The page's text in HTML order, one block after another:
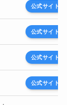
公式サイト
公式サイト
公式サイト
公式サイト